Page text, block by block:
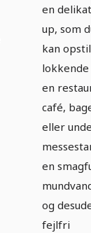
en
up, som
kan
en
café,
eller
en
og
fejlfri